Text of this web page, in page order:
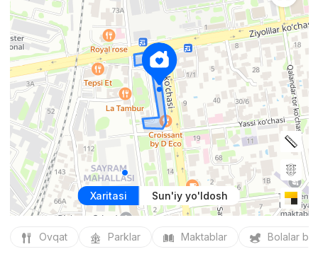
Xaritasi Sun'iy yo'ldosh
Ovqat Parklar Maktablar Bolalar